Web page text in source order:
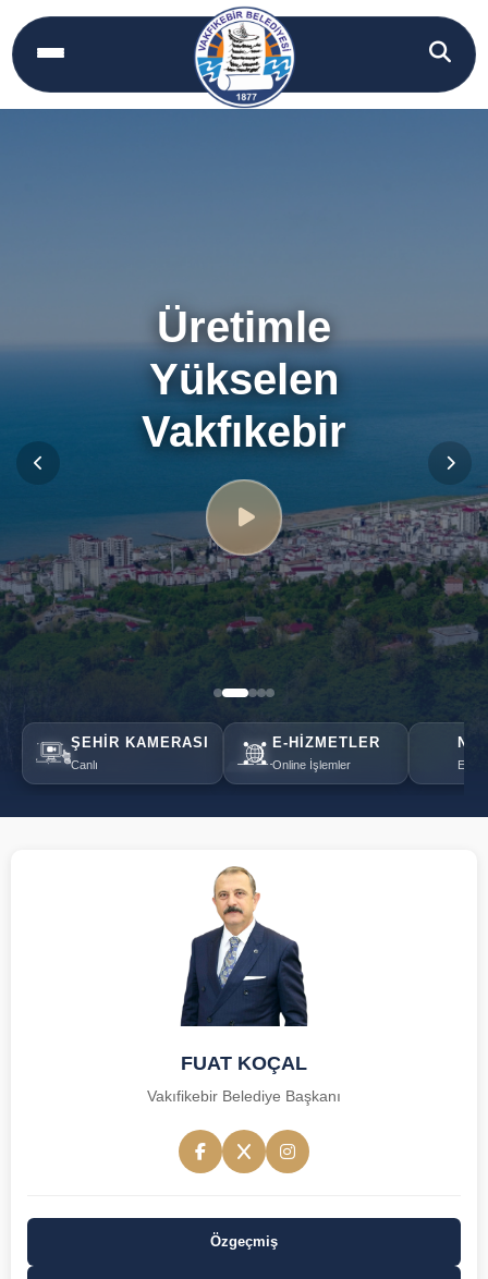
Üretimle
Yükselen
Vakfıkebir
ŞEHIR KAMERASI
Canlı
E-HIZMETLER
Online İşlemler
FUAT KOÇAL
Vakıfikebir Belediye Başkanı
Özgeçmiş